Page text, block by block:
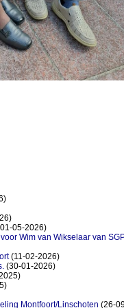
05-2026)
Wim van Wikselaar van
(11-02-2026)
(30-01-2026)
Montfoort/Linschoten (26-